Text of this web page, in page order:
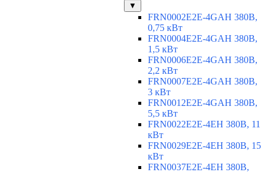
▼
FRN0002E2E-4GAH 380В,
0,75 кВт
FRN0004E2E-4GAH 380В,
1,5 кВт
FRN0006E2E-4GAH 380В,
2,2 кВт
FRN0007E2E-4GAH 380В,
3 кВт
FRN0012E2E-4GAH 380В,
5,5 кВт
FRN0022E2E-4EH 380В, 11
кВт
FRN0029E2E-4EH 380В, 15
кВт
FRN0037E2E-4EH 380В,